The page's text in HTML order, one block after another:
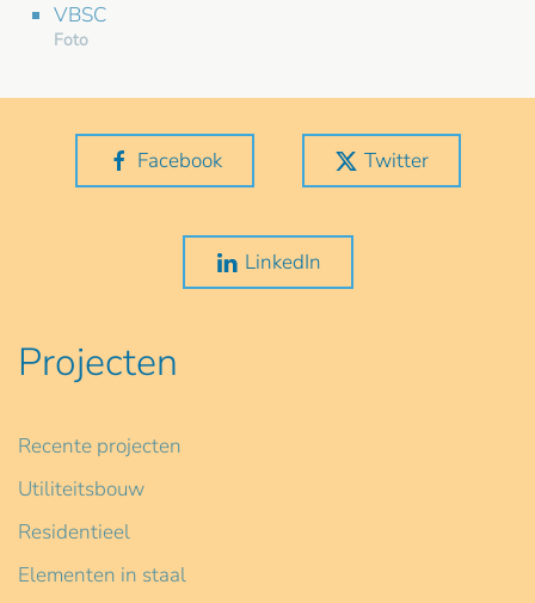
VBSC
Foto
Facebook Twitter
LinkedIn
Projecten
Recente projecten
Utiliteitsbouw
Residentieel
Elementen in staal